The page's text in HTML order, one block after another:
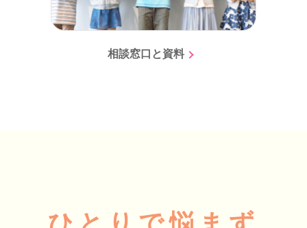
相談窓口と資料